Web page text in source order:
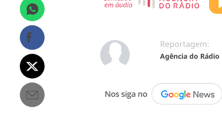
Reportagem:
Agência do Rádio